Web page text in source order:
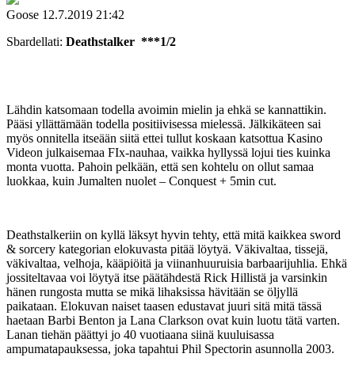
Goose 12.7.2019 21:42
Sbardellati: Deathstalker ***1/2
Lähdin katsomaan todella avoimin mielin ja ehkä se kannattikin.
Pääsi yllättämään todella positiivisessa mielessä. Jälkikäteen sai
myös onnitella itseään siitä ettei tullut koskaan katsottua Kasino
Videon julkaisemaa FIx-nauhaa, vaikka hyllyssä lojui ties kuinka
monta vuotta. Pahoin pelkään, että sen kohtelu on ollut samaa
luokkaa, kuin Jumalten nuolet – Conquest + 5min cut.
Deathstalkeriin on kyllä läksyt hyvin tehty, että mitä kaikkea sword
& sorcery kategorian elokuvasta pitää löytyä. Väkivaltaa, tissejä,
väkivaltaa, velhoja, kääpiöitä ja viinanhuuruisia barbaarijuhlia. Ehkä
jossiteltavaa voi löytyä itse päätähdestä Rick Hillistä ja varsinkin
hänen rungosta mutta se mikä lihaksissa hävitään se öljyllä
paikataan. Elokuvan naiset taasen edustavat juuri sitä mitä tässä
haetaan Barbi Benton ja Lana Clarkson ovat kuin luotu tätä varten.
Lanan tiehän päättyi jo 40 vuotiaana siinä kuuluisassa
ampumatapauksessa, joka tapahtui Phil Spectorin asunnolla 2003.